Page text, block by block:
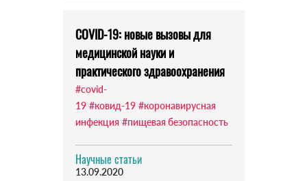
COVID-19: новые вызовы для
медицинской науки и
практического здравоохранения
#covid-
19 #ковид-19 #коронавирусная
инфекция #пищевая безопасность
Научные статьи
13.09.2020